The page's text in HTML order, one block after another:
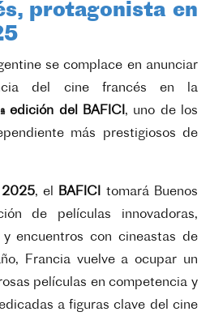
protagonista en
se complace en anunciar
del cine francés en la
edición del BAFICI , uno de los
más prestigiosos de
2025, el BAFICI tomará Buenos
de películas innovadoras,
encuentros con cineastas de
Francia vuelve a ocupar un
películas en competencia y
a figuras clave del cine